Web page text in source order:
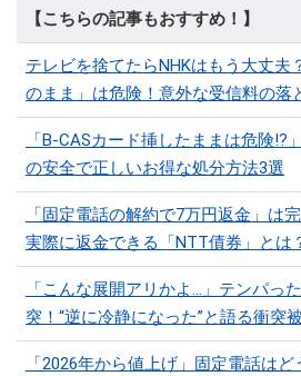
【こちらの記事もおすすめ！】
テレビを捨てたらNHKはもう大丈夫
のまま」は危険！意外な受信料の落
「B-CASカード挿したままは危険!?
の安全で正しいお得な処分方法3選
「固定電話の解約で7万円返金」は
実際に返金できる「NTT債券」とは
「こんな展開アリかよ…」テンパっ
突！“逆に冷静になった”と語る衝突
「2026年から値上げ」固定電話は